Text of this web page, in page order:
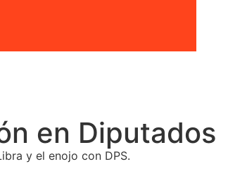
en Diputados
y el enojo con DPS.